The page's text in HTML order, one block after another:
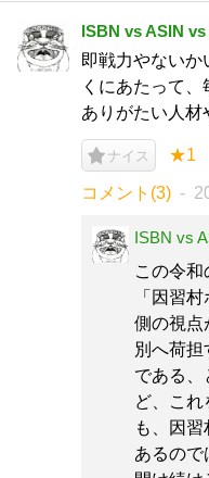
ISBN vs ASIN
即戦力やない
くにあたって
ありがたい人材
ナイス ★1
コメント(3)
ISBN vs
この令和
「因習
側の視点
別へ荷担
である、
ど、これ
も、因
あるので